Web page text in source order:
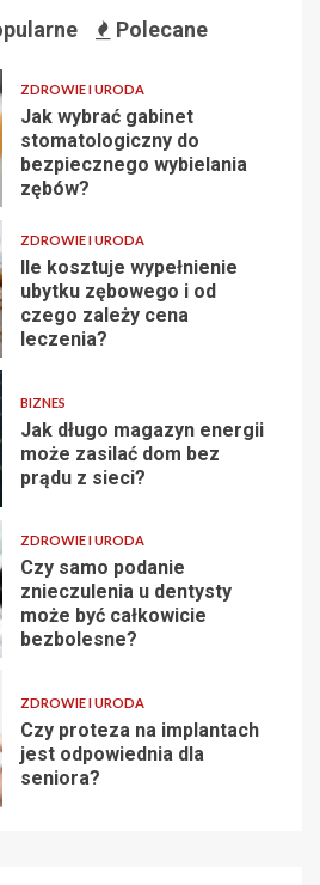
Polecane
ZDROWIE I URODA
Jak wybrać gabinet
stomatologiczny do
bezpiecznego wybielania
zębów?
ZDROWIE I URODA
Ile kosztuje wypełnienie
ubytku zębowego i od
czego zależy cena
leczenia?
BIZNES
Jak długo magazyn energii
może zasilać dom bez
prądu z sieci?
ZDROWIE I URODA
Czy samo podanie
znieczulenia u dentysty
może być całkowicie
bezbolesne?
ZDROWIE I URODA
Czy proteza na implantach
jest odpowiednia dla
seniora?